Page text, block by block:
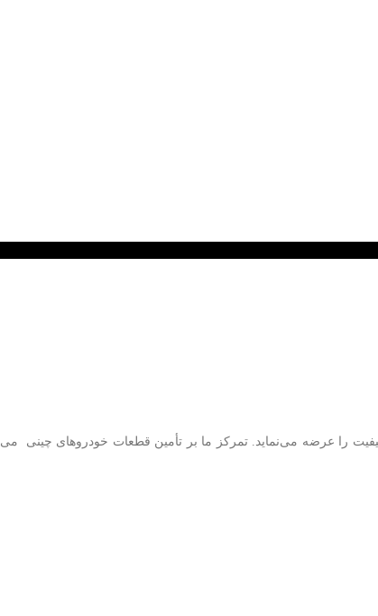
را عرضه می‌نماید. تمرکز ما بر تأمین قطعات خودروهای چینی می